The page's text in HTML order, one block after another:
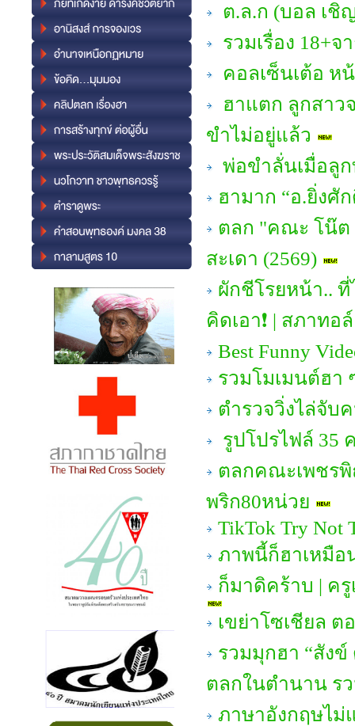
ต.ล.ก (บอล เชิ
รวมเรื่อง 18+
คอลเซ็นเต้อ ห
ฮาแตก ลูกสาว
ขำไม่อยู่แล้ว
พ่อขำลั่นเมื่อลู
ฮามาก “อ.ยิ่งศั
ตลก "คณะ โน๊ต
สะเดา (2569)
ผักชีโรยหน้า..
คิดเอา❗ | สภาทอ
Best Funny
รวมโมเมนต์ฮา
ตำรวจวิ่งไล่จับ
รูปโปรไฟล์ 35
ตลกคณะเพชร
พริก80หน่วย
TikTok Try Not
ภาพนี้ก็ฮาเหมือ
ก็มาดิคร้าบ | ครู
เขย่าโซเชียล ต
รวมมุกฮา “สังข์
ตลกในตำนาน ร
ภาษาอังกฤษไม่